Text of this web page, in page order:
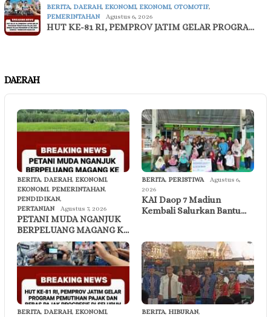
BERITA, DAERAH, EKONOMI, EKONOMI, OTOMOTIF,
PEMERINTAHAN
Agustus 6, 2026
HUT KE-81 RI, PEMPROV JATIM GELAR PROGRA…
DAERAH
BERITA, DAERAH, EKONOMI,
EKONOMI, PEMERINTAHAN,
PENDIDIKAN,
PERTANIAN
Agustus 7, 2026
PETANI MUDA NGANJUK
BERPELUANG MAGANG K…
BERITA, PERISTIWA
Agustus 6,
2026
KAI Daop 7 Madiun
Kembali Salurkan Bantu…
BERITA, DAERAH, EKONOMI,
BERITA, HIBURAN,